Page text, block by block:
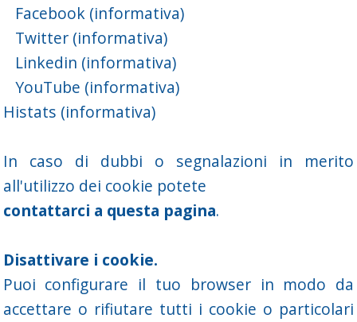
Facebook (informativa)
Twitter (informativa)
Linkedin (informativa)
YouTube (informativa)
Histats (informativa)
In caso di dubbi o segnalazioni in merito
all'utilizzo dei cookie potete
contattarci a questa pagina.
Disattivare i cookie.
Puoi configurare il tuo browser in modo da
accettare o rifiutare tutti i cookie o particolari